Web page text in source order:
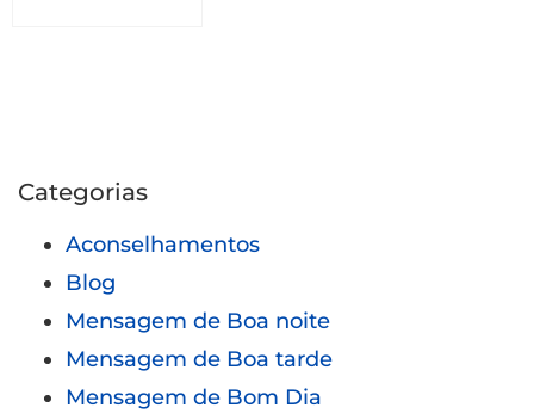
Categorias
Aconselhamentos
Blog
Mensagem de Boa noite
Mensagem de Boa tarde
Mensagem de Bom Dia